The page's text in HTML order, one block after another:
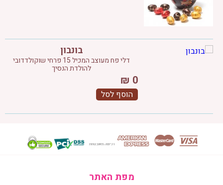
בונבון
דלי פח מעוצב המכיל 15 פרחי שוקולדדובי
להולדת הנסיך
0
₪
הוסף לסל
מפת האתר